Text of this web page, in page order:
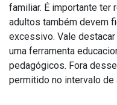
familiar. É importante ter
adultos também devem
excessivo. Vale
uma ferramenta
pedagógicos. Fora
permitido no intervalo de